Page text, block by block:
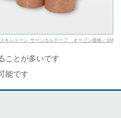
キントーン サージカルテープ オープン価格／3M
ことが多いです
能です